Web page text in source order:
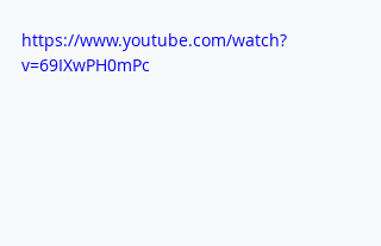
https://www.youtube.com/watch?
v=69IXwPH0mPc